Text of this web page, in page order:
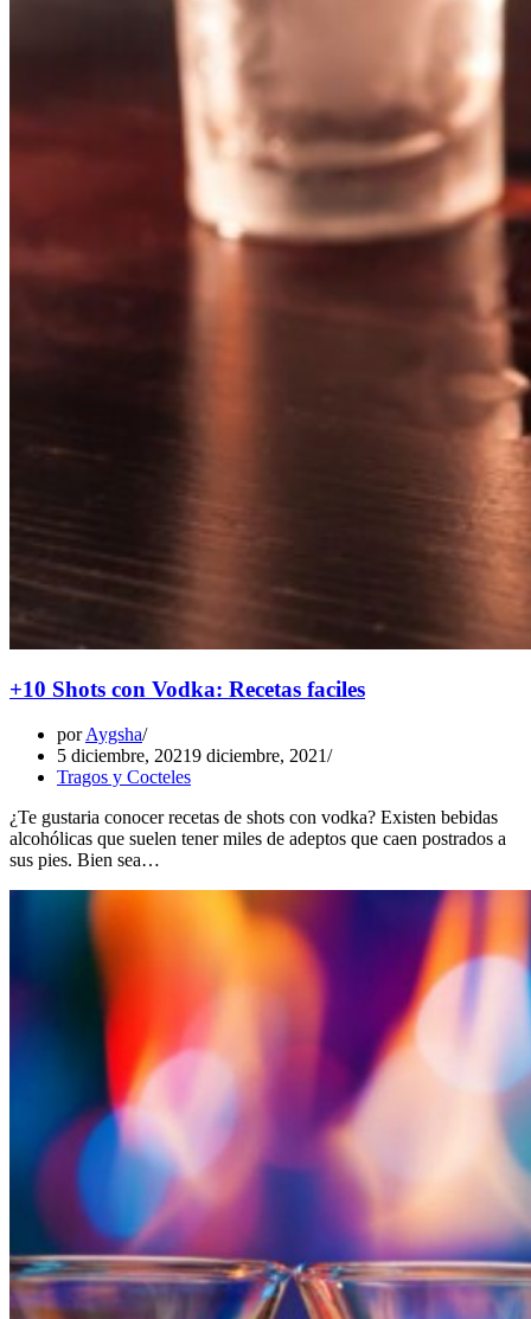
+10 Shots con Vodka: Recetas faciles
porAygsha
5 diciembre, 20219 diciembre, 2021
Tragos y Cocteles
¿Te gustaria conocer recetas de shots con vodka? Existen bebidas
alcohólicas que suelen tener miles de adeptos que caen postrados a
sus pies. Bien sea…